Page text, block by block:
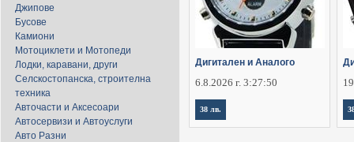
Джипове
Бусове
Камиони
Мотоциклети и Мотопеди
Лодки, каравани, други
Селскостопанска, строителна
техника
Авточасти и Аксесоари
Автосервизи и Автоуслуги
Авто Разни
Дигитален и Аналого
6.8.2026 г. 3:27:50
38 лв.